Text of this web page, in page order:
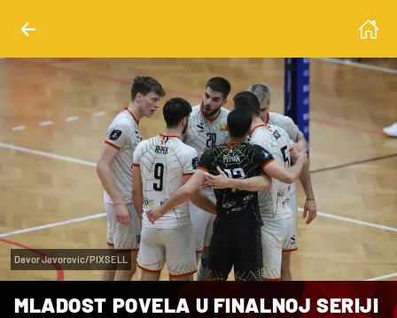
Davor Javorovic/PIXSELL
MLADOST POVELA U FINALNOJ SERIJI